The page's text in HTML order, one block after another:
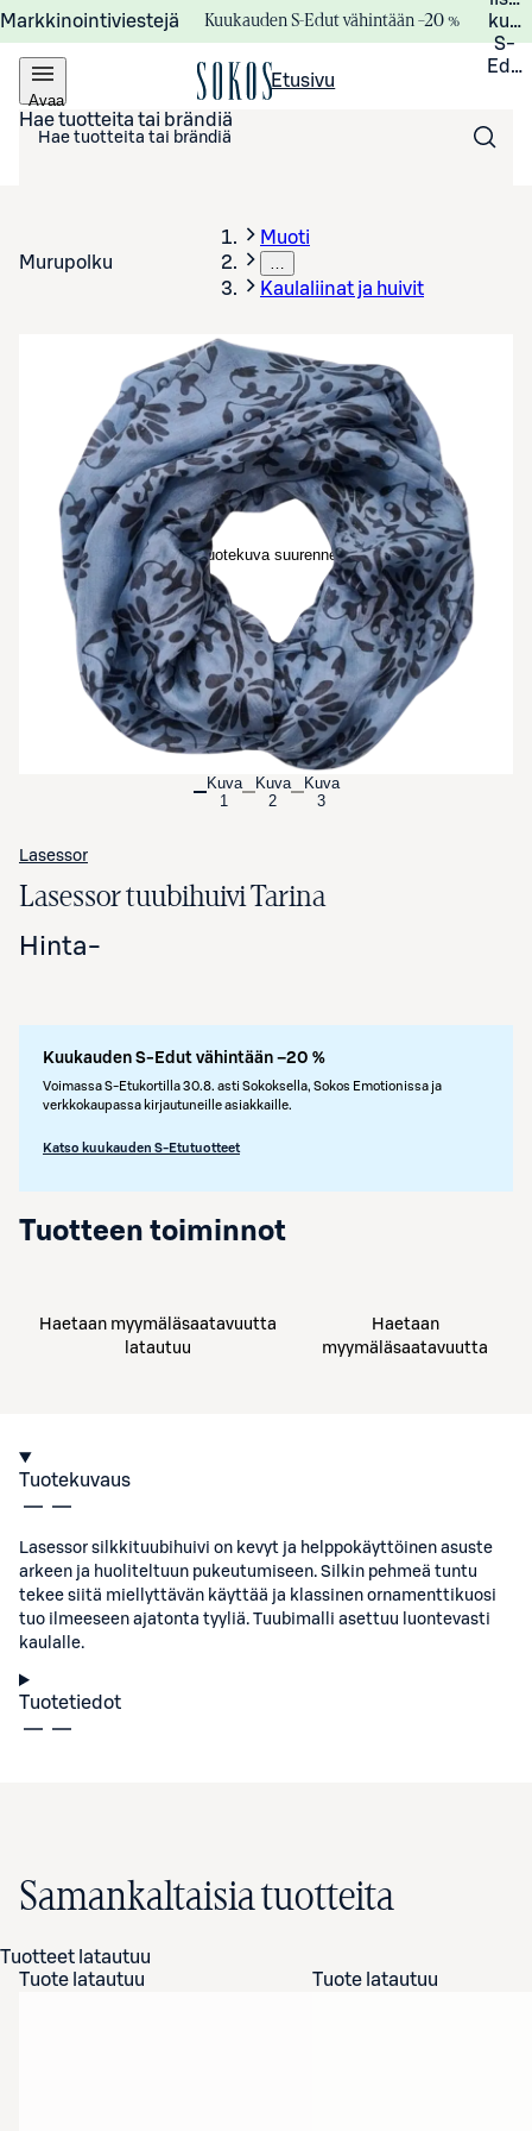
Markkinointiviestejä Kuukauden S-Edut vähintään –20 %
S-
Avaa
valikko
Etusivu
Hae tuotteita tai brändiä
Murupolku
Muoti
…
Kaulaliinat ja huivit
Avaa tuotekuva suurennettuna
Kuva
1
Kuva
2
Kuva
3
Lasessor
Lasessor tuubihuivi Tarina
Hinta-
Kuukauden S-Edut vähintään –20 %
Voimassa S-Etukortilla 30.8. asti Sokoksella, Sokos Emotionissa ja
verkkokaupassa kirjautuneille asiakkaille.
Katso kuukauden S-Etutuotteet
Tuotteen toiminnot
Haetaan myymäläsaatavuutta
latautuu
Haetaan
myymäläsaatavuutta
Tuotekuvaus
Lasessor silkkituubihuivi on kevyt ja helppokäyttöinen asuste
arkeen ja huoliteltuun pukeutumiseen. Silkin pehmeä tuntu
tekee siitä miellyttävän käyttää ja klassinen ornamenttikuosi
tuo ilmeeseen ajatonta tyyliä. Tuubimalli asettuu luontevasti
kaulalle.
Tuotetiedot
Samankaltaisia tuotteita
Tuotteet latautuu
Tuote latautuu
Tuote latautuu